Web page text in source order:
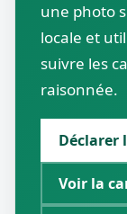
une photo
locale et
suivre les
raisonnée.
Déclarer
Voir la